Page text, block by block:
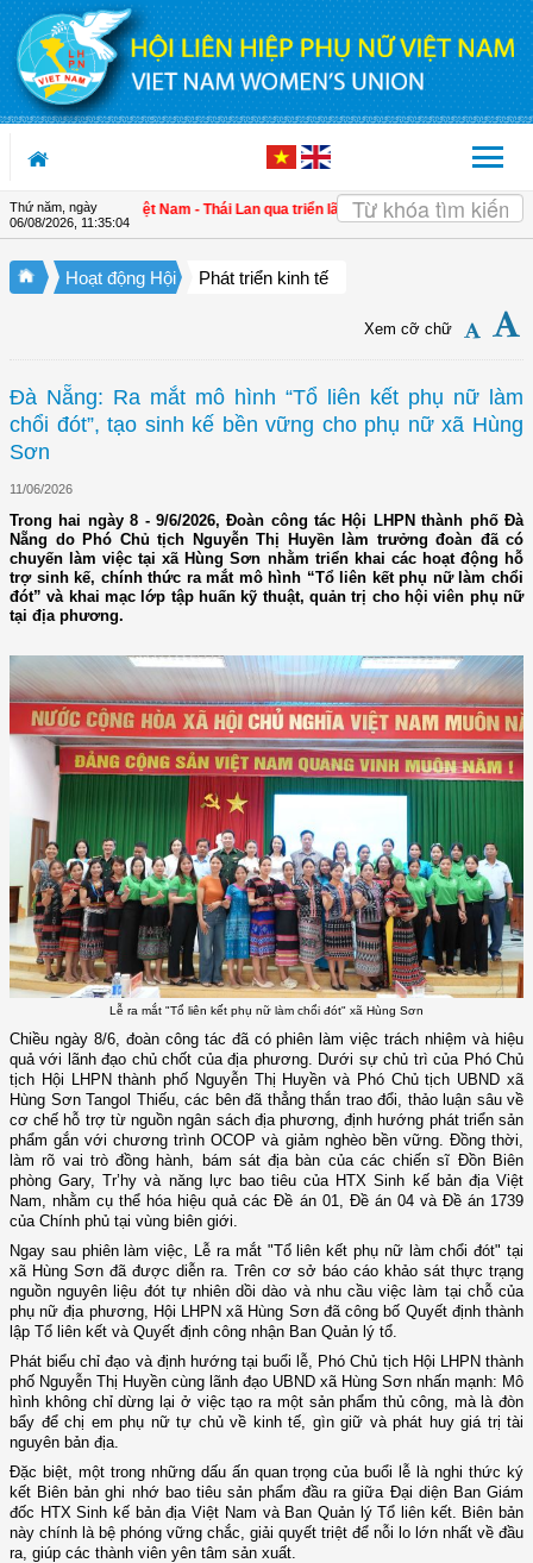
Truy cập nội dung luôn
Thứ năm, ngày
06/08/2026, 11:35:05
gắn kết Việt Nam - Thái Lan qua triển lãm "Đan kết hữu nghị" | 4 định
Hoạt động Hội Phát triển kinh tế
Xem cỡ chữ
Đà Nẵng: Ra mắt mô hình “Tổ liên kết phụ nữ làm
chổi đót”, tạo sinh kế bền vững cho phụ nữ xã Hùng
Sơn
11/06/2026
Trong hai ngày 8 - 9/6/2026, Đoàn công tác Hội LHPN thành phố Đà
Nẵng do Phó Chủ tịch Nguyễn Thị Huyền làm trưởng đoàn đã có
chuyến làm việc tại xã Hùng Sơn nhằm triển khai các hoạt động hỗ
trợ sinh kế, chính thức ra mắt mô hình “Tổ liên kết phụ nữ làm chổi
đót” và khai mạc lớp tập huấn kỹ thuật, quản trị cho hội viên phụ nữ
tại địa phương.
Lễ ra mắt "Tổ liên kết phụ nữ làm chổi đót" xã Hùng Sơn
Chiều ngày 8/6, đoàn công tác đã có phiên làm việc trách nhiệm và hiệu
quả với lãnh đạo chủ chốt của địa phương. Dưới sự chủ trì của Phó Chủ
tịch Hội LHPN thành phố Nguyễn Thị Huyền và Phó Chủ tịch UBND xã
Hùng Sơn Tangol Thiếu, các bên đã thẳng thắn trao đổi, thảo luận sâu về
cơ chế hỗ trợ từ nguồn ngân sách địa phương, định hướng phát triển sản
phẩm gắn với chương trình OCOP và giảm nghèo bền vững. Đồng thời,
làm rõ vai trò đồng hành, bám sát địa bàn của các chiến sĩ Đồn Biên
phòng Gary, Tr’hy và năng lực bao tiêu của HTX Sinh kế bản địa Việt
Nam, nhằm cụ thể hóa hiệu quả các Đề án 01, Đề án 04 và Đề án 1739
của Chính phủ tại vùng biên giới.
Ngay sau phiên làm việc, Lễ ra mắt "Tổ liên kết phụ nữ làm chổi đót" tại
xã Hùng Sơn đã được diễn ra. Trên cơ sở báo cáo khảo sát thực trạng
nguồn nguyên liệu đót tự nhiên dồi dào và nhu cầu việc làm tại chỗ của
phụ nữ địa phương, Hội LHPN xã Hùng Sơn đã công bố Quyết định thành
lập Tổ liên kết và Quyết định công nhận Ban Quản lý tổ.
Phát biểu chỉ đạo và định hướng tại buổi lễ, Phó Chủ tịch Hội LHPN thành
phố Nguyễn Thị Huyền cùng lãnh đạo UBND xã Hùng Sơn nhấn mạnh: Mô
hình không chỉ dừng lại ở việc tạo ra một sản phẩm thủ công, mà là đòn
bẩy để chị em phụ nữ tự chủ về kinh tế, gìn giữ và phát huy giá trị tài
nguyên bản địa.
Đặc biệt, một trong những dấu ấn quan trọng của buổi lễ là nghi thức ký
kết Biên bản ghi nhớ bao tiêu sản phẩm đầu ra giữa Đại diện Ban Giám
đốc HTX Sinh kế bản địa Việt Nam và Ban Quản lý Tổ liên kết. Biên bản
này chính là bệ phóng vững chắc, giải quyết triệt để nỗi lo lớn nhất về đầu
ra, giúp các thành viên yên tâm sản xuất.